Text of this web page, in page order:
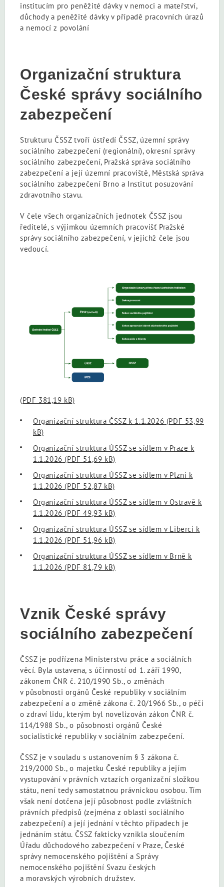
institucím pro peněžité dávky v nemoci a mateřství,
důchody a peněžité dávky v případě pracovních úrazů
a nemocí z povolání
Organizační struktura
České správy sociálního
zabezpečení
Strukturu ČSSZ tvoří ústředí ČSSZ, územní správy
sociálního zabezpečení (regionální), okresní správy
sociálního zabezpečení, Pražská správa sociálního
zabezpečení a její územní pracoviště, Městská správa
sociálního zabezpečení Brno a Institut posuzování
zdravotního stavu.
V čele všech organizačních jednotek ČSSZ jsou
ředitelé, s výjimkou územních pracovišť Pražské
správy sociálního zabezpečení, v jejichž čele jsou
vedoucí.
(PDF 381,19 kB)
Organizační struktura ČSSZ k 1.1.2026 (PDF 53,99
kB)
Organizační struktura ÚSSZ se sídlem v Praze k
1.1.2026 (PDF 51,69 kB)
Organizační struktura ÚSSZ se sídlem v Plzni k
1.1.2026 (PDF 52,87 kB)
Organizační struktura ÚSSZ se sídlem v Ostravě k
1.1.2026 (PDF 49,93 kB)
Organizační struktura ÚSSZ se sídlem v Liberci k
1.1.2026 (PDF 51,96 kB)
Organizační struktura ÚSSZ se sídlem v Brně k
1.1.2026 (PDF 81,79 kB)
Vznik České správy
sociálního zabezpečení
ČSSZ je podřízena Ministerstvu práce a sociálních
věcí. Byla ustavena, s účinností od 1. září 1990,
zákonem ČNR č. 210/1990 Sb., o změnách
v působnosti orgánů České republiky v sociálním
zabezpečení a o změně zákona č. 20/1966 Sb., o péči
o zdraví lidu, kterým byl novelizován zákon ČNR č.
114/1988 Sb., o působnosti orgánů České
socialistické republiky v sociálním zabezpečení.
ČSSZ je v souladu s ustanovením § 3 zákona č.
219/2000 Sb., o majetku České republiky a jejím
vystupování v právních vztazích organizační složkou
státu, není tedy samostatnou právnickou osobou. Tím
však není dotčena její působnost podle zvláštních
právních předpisů (zejména z oblasti sociálního
zabezpečení) a její jednání v těchto případech je
jednáním státu. ČSSZ fakticky vznikla sloučením
Úřadu důchodového zabezpečení v Praze, České
správy nemocenského pojištění a Správy
nemocenského pojištění Svazu českých
a moravských výrobních družstev.